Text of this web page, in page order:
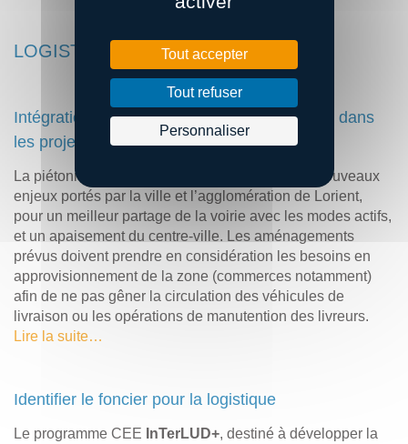
LOGISTIQUE URBAINE DURABLE
Intégration des problématiques de livraisons dans
les projets de piétonisation de Lorient
La piétonisation de certaines rues répond à de nouveaux
enjeux portés par la ville et l’agglomération de Lorient,
pour un meilleur partage de la voirie avec les modes actifs,
et un apaisement du centre-ville. Les aménagements
prévus doivent prendre en considération les besoins en
approvisionnement de la zone (commerces notamment)
afin de ne pas gêner la circulation des véhicules de
livraison ou les opérations de manutention des livreurs.
Lire la suite…
Identifier le foncier pour la logistique
Le programme CEE InTerLUD+, destiné à développer la
Tout accepter
Tout refuser
Personnaliser